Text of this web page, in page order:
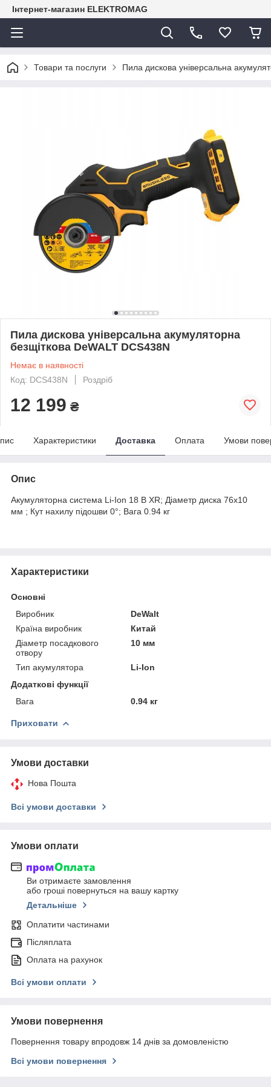
Інтернет-магазин ELEKTROMAG
Товари та послуги Пила дискова універсальна
Пила дискова універсальна акумуляторна
безщіткова DeWALT DCS438N
Немає в наявності
Код: DCS438N
Роздріб
12 199 ₴
Характеристики Доставка Оплата Умови
Опис
Акумуляторна система Li-Ion 18 В XR; Діаметр диска 76х10
мм ; Кут нахилу підошви 0°; Вага 0.94 кг
Характеристики
Основні
Виробник
DeWalt
Країна виробник
Китай
Діаметр посадкового
отвору
10 мм
Тип акумулятора
Li-Ion
Додаткові функції
Вага
0.94 кг
Приховати
Умови доставки
Нова Пошта
Всі умови доставки
Умови оплати
Ви отримаєте замовлення
або гроші повернуться на вашу картку
Детальніше
Оплатити частинами
Післяплата
Оплата на рахунок
Всі умови оплати
Умови повернення
Повернення товару впродовж 14 днів за домовленістю
Всі умови повернення